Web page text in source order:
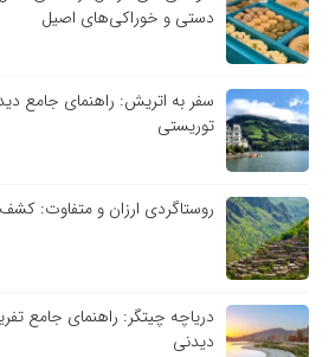
دستی و خوراکی‌های اصیل
سفر به اتریش: راهنمای جامع
توریستی
روستاگردی ارزان و متفاوت: کشف
دریاچه چیتگر: راهنمای جامع
دیدنی